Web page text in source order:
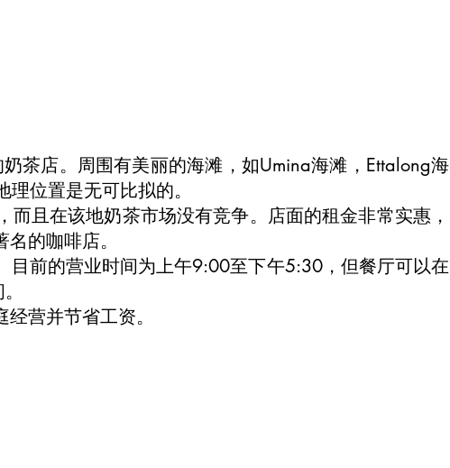
茶店。周围有美丽的海滩，如Umina海滩，Ettalong海
位置是无可比拟的。
且在该地奶茶市场没有竞争。店面的租金非常实惠，
的咖啡店。
前的营业时间为上午9:00至下午5:30，但餐厅可以在
营并节省工资。